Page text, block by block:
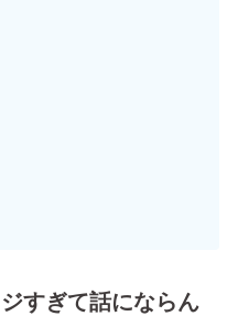
すぎて話にならん